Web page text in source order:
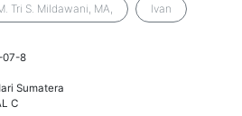
Tri S. Mildawani, MA, Ivan
07-8
Sumatera
C